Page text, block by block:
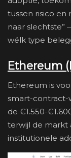
tussen risico en
naar
wélk type
Ethereum
Ethereum is
smart-contract-
de €1.550-
terwijl de markt
institutionele